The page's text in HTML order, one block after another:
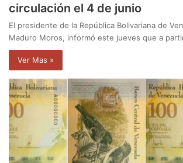
circulación el 4 de junio
El presidente de la República Bolivariana de
Maduro Moros, informó este jueves que a
Ver Mas »